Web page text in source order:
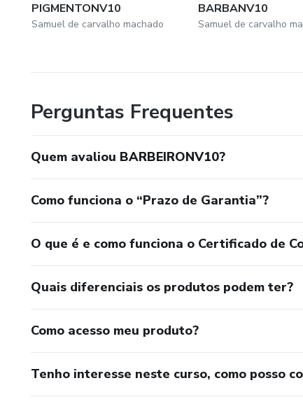
PIGMENTONV10
Samuel de carvalho machado
BARBANV10
Samuel de carvalho
Perguntas Frequentes
Quem avaliou BARBEIRONV10?
Como funciona o “Prazo de Garantia”?
O que é e como funciona o Certificado de
Quais diferenciais os produtos podem ter?
Como acesso meu produto?
Tenho interesse neste curso, como posso